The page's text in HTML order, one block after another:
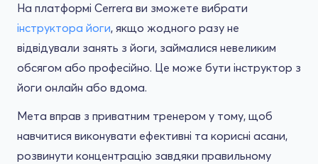
На платформі Cerrera ви зможете вибрати
інструктора йоги, якщо жодного разу не
відвідували занять з йоги, займалися невеликим
обсягом або професійно. Це може бути інструктор з
йоги онлайн або вдома.
Мета вправ з приватним тренером у тому, щоб
навчитися виконувати ефективні та корисні асани,
розвинути концентрацію завдяки правильному